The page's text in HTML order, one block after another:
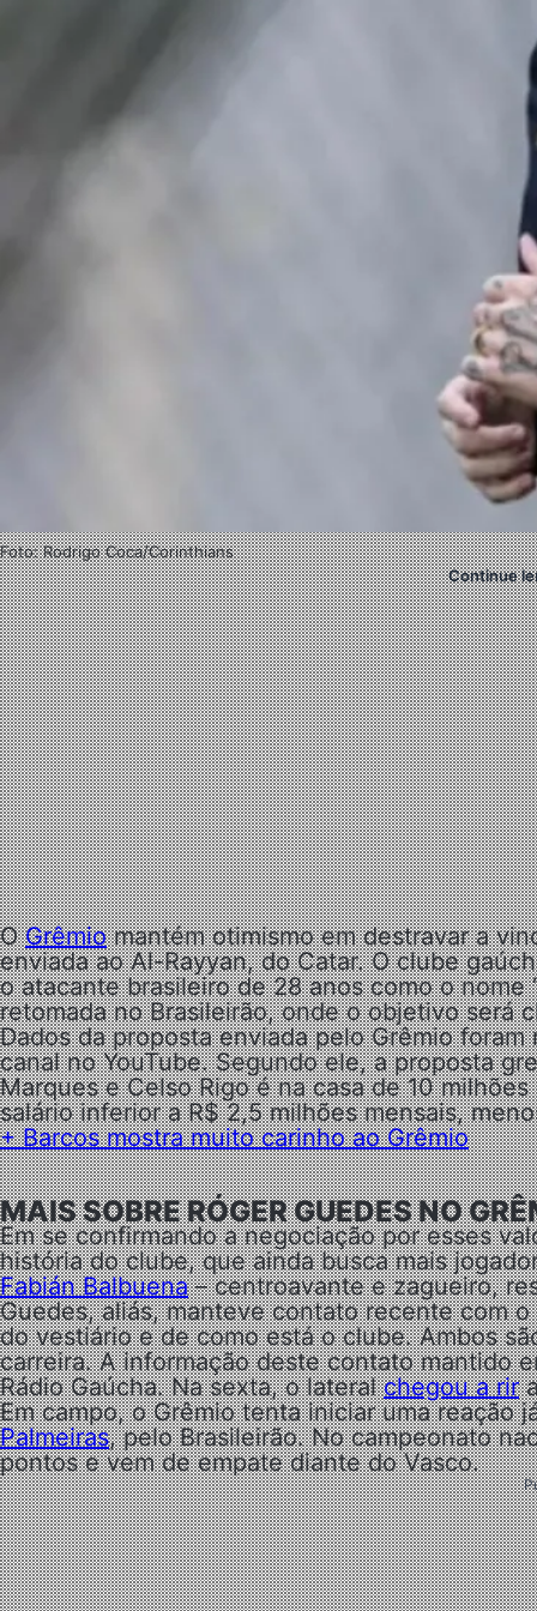
Foto: Rodrigo Coca/Corinthians
Continue
OGrêmiomantém otimismo em destravar a
enviada ao Al-Rayyan, do Catar. O clube
o atacante brasileiro de 28 anos como o nome
retomada no Brasileirão, onde o objetivo será
Dados da proposta enviada pelo Grêmio
canal no YouTube. Segundo ele, a proposta
Marques e Celso Rigo é na casa de 10
salário inferior a R$ 2,5 milhões mensais,
+Barcos mostra muito carinho ao Grêmio
MAIS SOBRE RÓGER GUEDES NO
Em se confirmando a negociação por esses
história do clube, que ainda busca mais
Fabián Balbuena– centroavante e zagueiro,
Guedes, aliás, manteve contato recente com
do vestiário e de como está o clube. Ambos
carreira. A informação deste contato mantido
Rádio Gaúcha. Na sexta, o lateralchegou a rir
Em campo, o Grêmio tenta iniciar uma reação
Palmeiras, pelo Brasileirão. No campeonato
pontos e vem de empate diante do Vasco.